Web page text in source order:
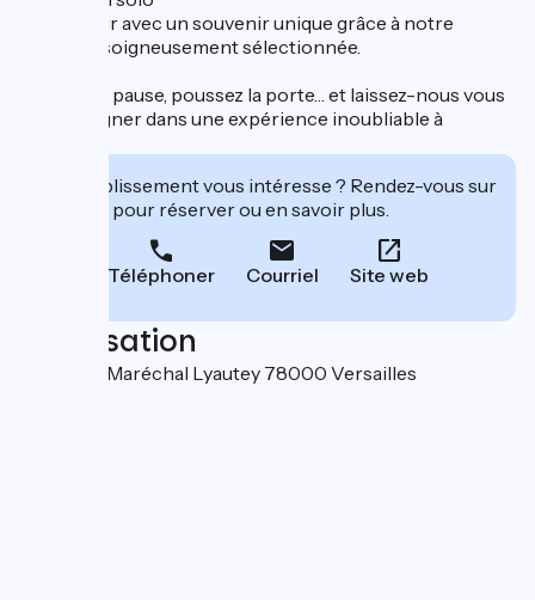
• Et repartir avec un souvenir unique grâce à notre
boutique soigneusement sélectionnée.
Faites une pause, poussez la porte… et laissez-nous vous
accompagner dans une expérience inoubliable à
Cet établissement vous intéresse ? Rendez-vous sur
leur site pour réserver ou en savoir plus.
Téléphoner Courriel Site web
Localisation
1 place du Maréchal Lyautey 78000 Versailles